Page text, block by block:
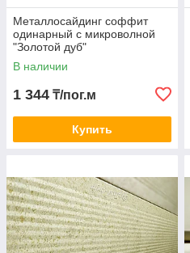
Металлосайдинг соффит
одинарный с микроволной
"Золотой дуб"
В наличии
1 344 ₸/пог.м
Купить